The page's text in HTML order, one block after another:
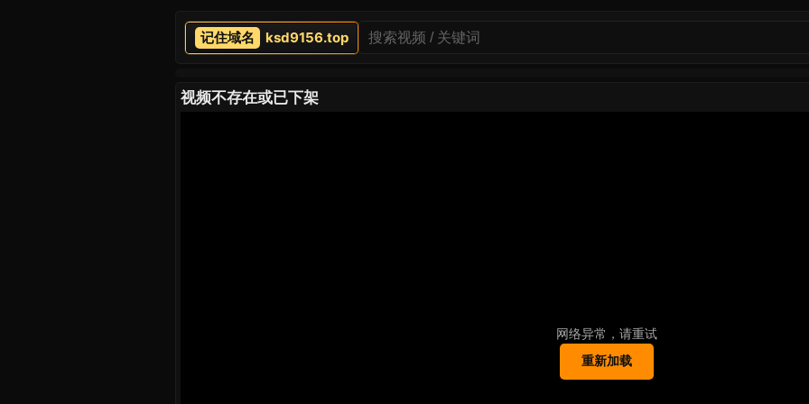
ksd9156.top
视频不存在或已下架
网络异常，请重试
重新加载